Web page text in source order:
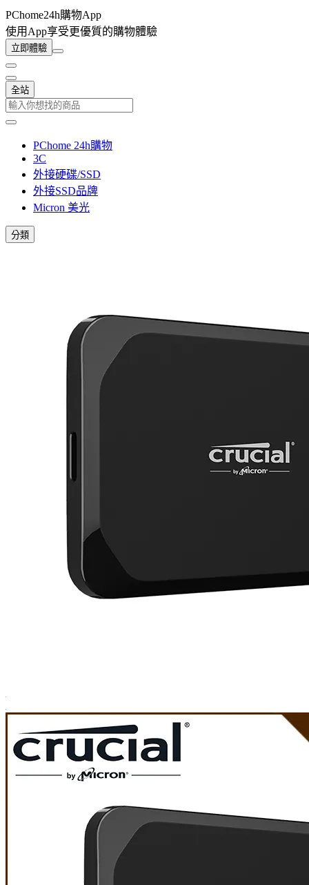
PChome24h購物App
使用App享受更優質的購物體驗
立即體驗
全站
PChome 24h購物
3C
外接硬碟/SSD
外接SSD品牌
Micron 美光
分類